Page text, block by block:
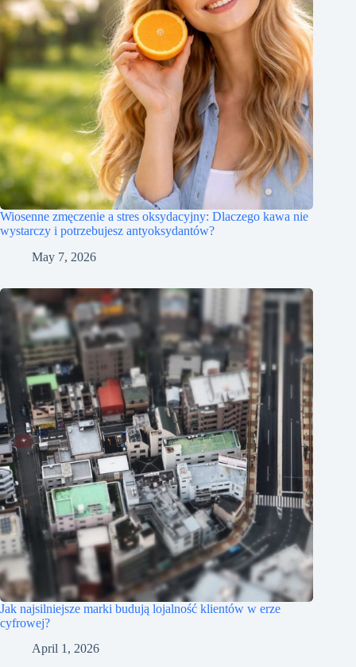
Wiosenne zmęczenie a stres oksydacyjny: Dlaczego kawa nie
wystarczy i potrzebujesz antyoksydantów?
May 7, 2026
Jak najsilniejsze marki budują lojalność klientów w erze
cyfrowej?
April 1, 2026